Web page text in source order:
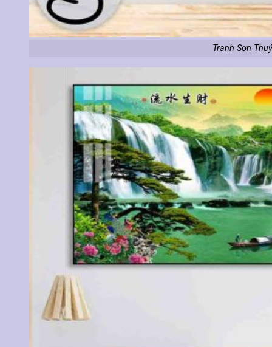
Tranh Sơn